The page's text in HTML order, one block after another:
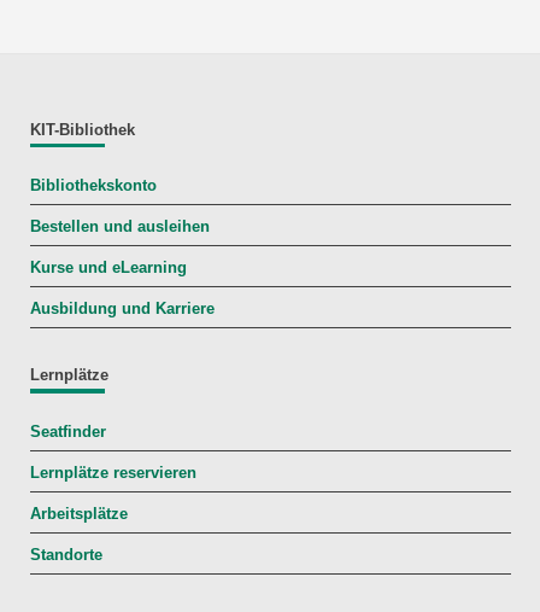
KIT-Bibliothek
Bibliothekskonto
Bestellen und ausleihen
Kurse und eLearning
Ausbildung und Karriere
Lernplätze
Seatfinder
Lernplätze reservieren
Arbeitsplätze
Standorte